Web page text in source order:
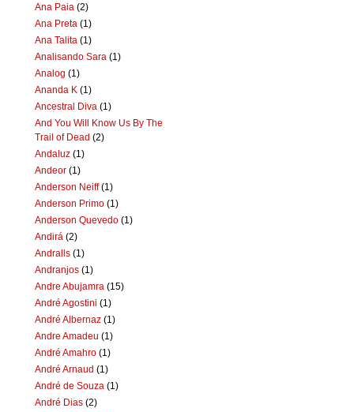
Ana Paia (2)
Ana Preta (1)
Ana Talita (1)
Analisando Sara (1)
Analog (1)
Ananda K (1)
Ancestral Diva (1)
And You Will Know Us By The
Trail of Dead (2)
Andaluz (1)
Andeor (1)
Anderson Neiff (1)
Anderson Primo (1)
Anderson Quevedo (1)
Andirá (2)
Andralls (1)
Andranjos (1)
Andre Abujamra (15)
André Agostini (1)
André Albernaz (1)
Andre Amadeu (1)
André Amahro (1)
André Arnaud (1)
André de Souza (1)
André Dias (2)